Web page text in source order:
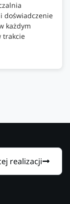
doświadczenie
każdym
trakcie
realizacji